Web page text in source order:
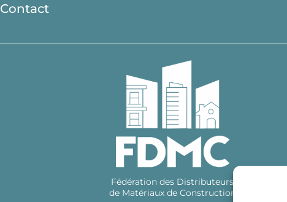
Contact
Fédération des Distributeurs
de Matériaux de Construction